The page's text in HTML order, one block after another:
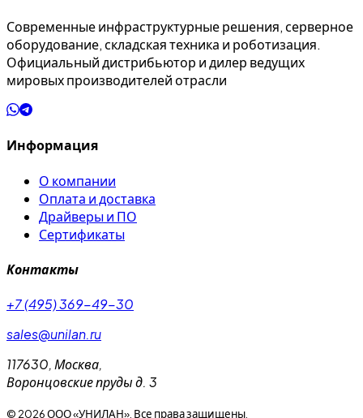
Современные инфраструктурные решения, серверное
оборудование, складская техника и роботизация.
Официальный дистрибьютор и дилер ведущих
мировых производителей отрасли
Информация
О компании
Оплата и доставка
Драйверы и ПО
Сертификаты
Контакты
+7 (495) 369-49-30
sales@unilan.ru
117630, Москва,
Воронцовские пруды д. 3
© 2026ООО «УНИЛАН». Все права защищены.